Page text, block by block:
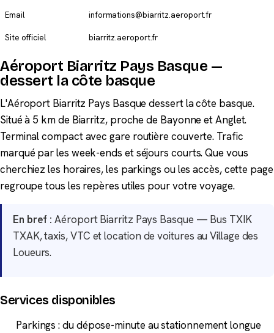
Email informations@biarritz.aeroport.fr
Site officiel biarritz.aeroport.fr
Aéroport Biarritz Pays Basque —
dessert la côte basque
L'Aéroport Biarritz Pays Basque dessert la côte basque.
Situé à 5 km de Biarritz, proche de Bayonne et Anglet.
Terminal compact avec gare routière couverte. Trafic
marqué par les week-ends et séjours courts. Que vous
cherchiez les horaires, les parkings ou les accès, cette page
regroupe tous les repères utiles pour votre voyage.
En bref : Aéroport Biarritz Pays Basque — Bus TXIK
TXAK, taxis, VTC et location de voitures au Village des
Loueurs.
Services disponibles
Parkings : du dépose-minute au stationnement longue